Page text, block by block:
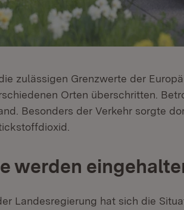
zulässigen Grenzwerte der
Orten überschritten.
Besonders der Verkehr sorgte
werden
Landesregierung hat sich die